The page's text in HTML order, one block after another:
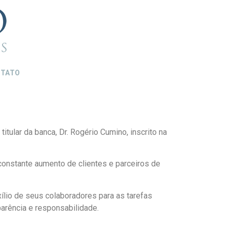
da banca, Dr. Rogério Cumino, inscrito na
aumento de clientes e parceiros de
de seus colaboradores para as tarefas
e responsabilidade.